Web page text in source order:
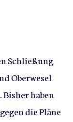
Schließung
Oberwesel
haben
die Pläne